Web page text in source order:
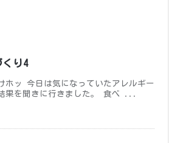
り4
ホッ 今日は気になっていたアレルギー
果を聞きに行きました。 食べ ...